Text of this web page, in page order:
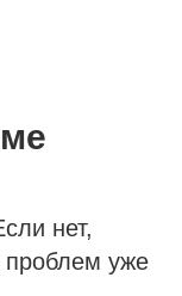
нет,
проблем уже